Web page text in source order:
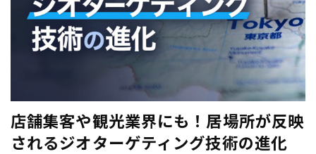
店舗集客や観光業界にも！居場所が反映
されるジオターゲティング技術の進化